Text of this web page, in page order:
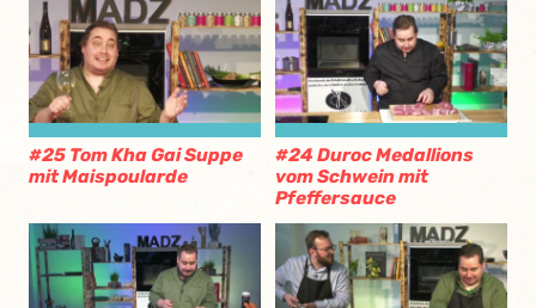
#25 Tom Kha Gai Suppe
mit Maispoularde
#24 Duroc Medallions
vom Schwein mit
Pfeffersauce